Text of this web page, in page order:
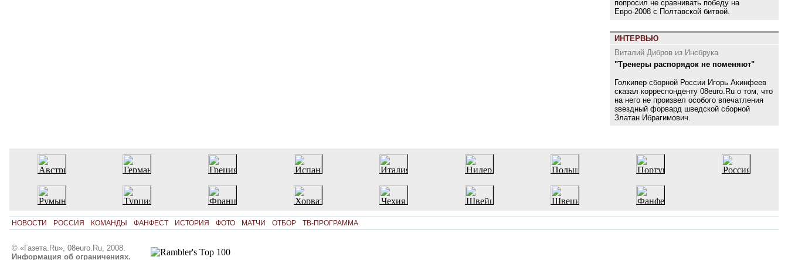
попросил не сравнивать победу на
Евро-2008 с Полтавской битвой.
ИНТЕРВЬЮ
Виталий Дибров из Инсбрука
"Тренеры распорядок не поменяют"
Голкипер сборной России Игорь Акинфеев
сказал корреспонденту 08euro.Ru о том, что
на него не произвел особого впечатления
звездный форвард шведской сборной
Златан Ибрагимович.
НОВОСТИ РОССИЯ КОМАНДЫ ФАНФЕСТ ИСТОРИЯ ФОТО МАТЧИ ОТБОР ТВ-ПРОГРАММА
© «Газета.Ru», 08euro.Ru, 2008.
Информация об ограничениях.